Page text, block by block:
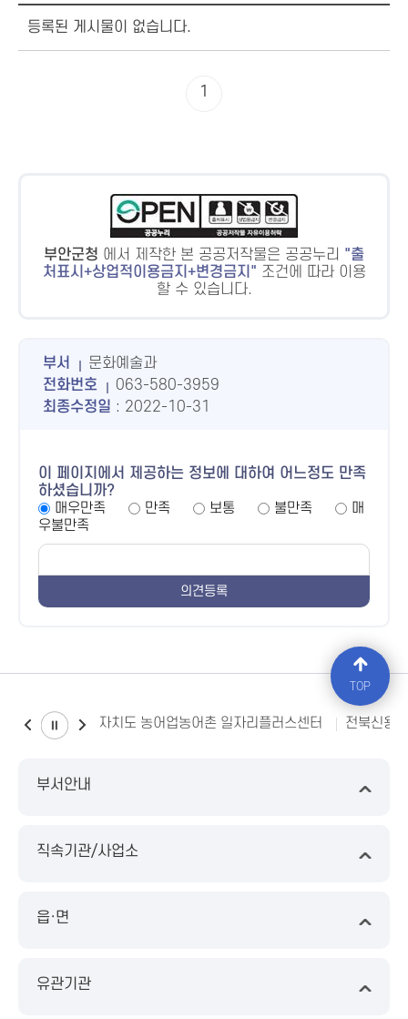
등록된 게시물이 없습니다.
1
부안군청 에서 제작한 본 공공저작물은 공공누리
출
처표시+상업적이용금지+변경금지
조건에 따라 이용
할 수 있습니다.
부서
문화예술과
전화번호
063-580-3959
최종수정일 : 2022-10-31
이 페이지에서 제공하는 정보에 대하여 어느정도 만족
하셨습니까?
매우만족
만족 보통 불만족
매
우불만족
전북특별자치도 농어업농어촌 일자리플러스센터 전북신용
부서안내
직속기관/사업소
읍·면
유관기관
TOP